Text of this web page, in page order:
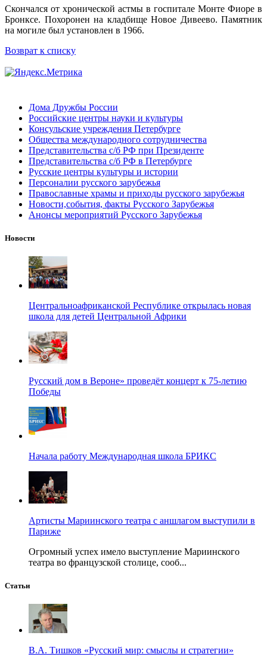
Скончался от хронической астмы в госпитале Монте Фиоре в
Бронксе. Похоронен на кладбище Новое Дивеево. Памятник
на могиле был установлен в 1966.
Возврат к списку
Дома Дружбы России
Российские центры науки и культуры
Консульские учреждения Петербурге
Общества международного сотрудничества
Представительства с/б РФ при Президенте
Представительства с/б РФ в Петербурге
Русские центры культуры и истории
Персоналии русского зарубежья
Православные храмы и приходы русского зарубежья
Новости,события, факты Русского Зарубежья
Анонсы мероприятий Русского Зарубежья
Новости
Центральноафриканской Республике открылась новая
школа для детей Центральной Африки
Русский дом в Вероне» проведёт концерт к 75-летию
Победы
Начала работу Международная школа БРИКС
Артисты Мариинского театра с аншлагом выступили в
Париже
Огромный успех имело выступление Мариинского
театра во французской столице, сооб...
Статьи
В.А. Тишков «Русский мир: смыслы и стратегии»